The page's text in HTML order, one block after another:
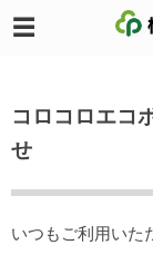
コロコロエコ
せ
いつもご利用いた